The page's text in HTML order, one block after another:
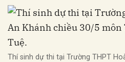
Thí sinh dự thi tại Trường THPT